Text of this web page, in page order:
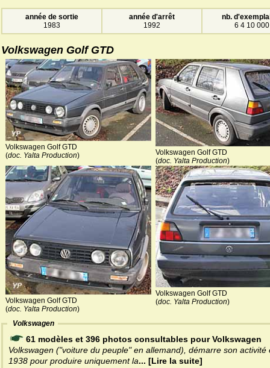
année de sortie
1983
année d'arrêt
1992
nb.
6 4 10 000
Volkswagen Golf GTD
Volkswagen Golf GTD
(doc. Yalta Production)
Volkswagen Golf GTD
(doc. Yalta Production)
Volkswagen Golf GTD
(doc. Yalta Production)
Volkswagen Golf GTD
(doc. Yalta Production)
Volkswagen
61 modèles et 396 photos consultables pour Volkswagen
Volkswagen ("voiture du peuple" en allemand), démarre son activité
1938 pour produire uniquement la... [Lire la suite]